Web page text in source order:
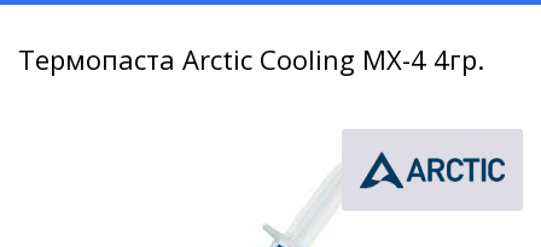
Термопаста Arctic Cooling MX-4 4гр.